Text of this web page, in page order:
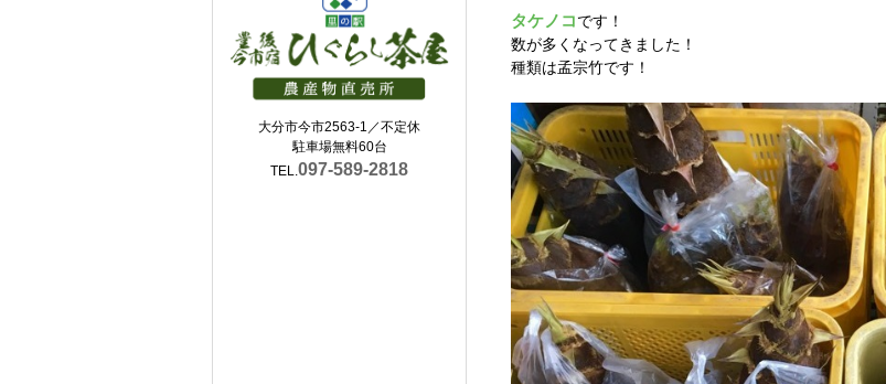
タケノコです！
数が多くなってきました！
種類は孟宗竹です！
大分市今市2563-1／不定休
駐車場無料60台
TEL.097-589-2818